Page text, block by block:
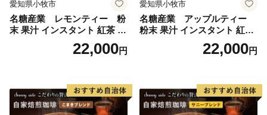
愛知県小牧市
名糖産業 レモンティー 粉
末 果汁 インスタント 紅茶 ビ
タミンC 袋 ロングセラー 粉
末飲料 粉末茶 簡単 手軽 ホッ
22,000円
愛知県小牧市
名糖産業 アップルティー
粉末 果汁 インスタント 紅茶
ティー ビタミンC 袋 ロング
セラー 粉末飲料 粉末茶 簡単
22,000円